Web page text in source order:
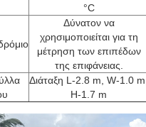
°C
Δύνατον να
χρησιμοποιείται για τη
μέτρηση των επιπέδων
της επιφάνειας.
Διάταξη L-2.8 m, W-1.0 m,
H-1.7 m